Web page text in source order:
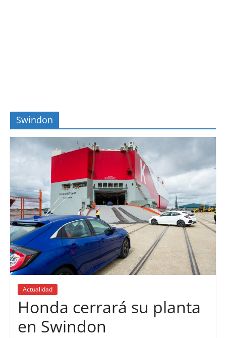
Swindon
Actualidad
Honda cerrará su planta
en Swindon